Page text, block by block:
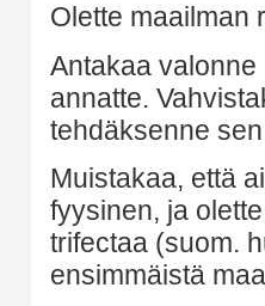
Olette maailman
Antakaa
annatte.
tehdäksenne
Muistakaa, että
fyysinen, ja
trifectaa (suom.
ensimmäistä